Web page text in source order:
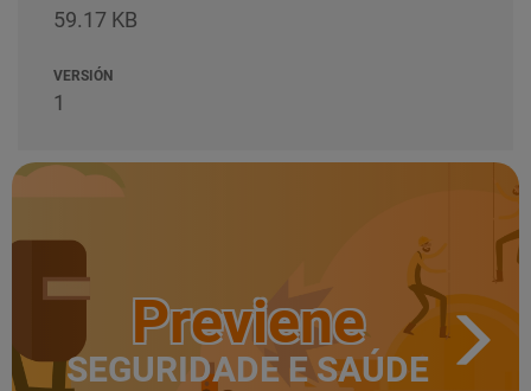
59.17 KB
VERSIÓN
1
Previene
SEGURIDADE E SAÚDE